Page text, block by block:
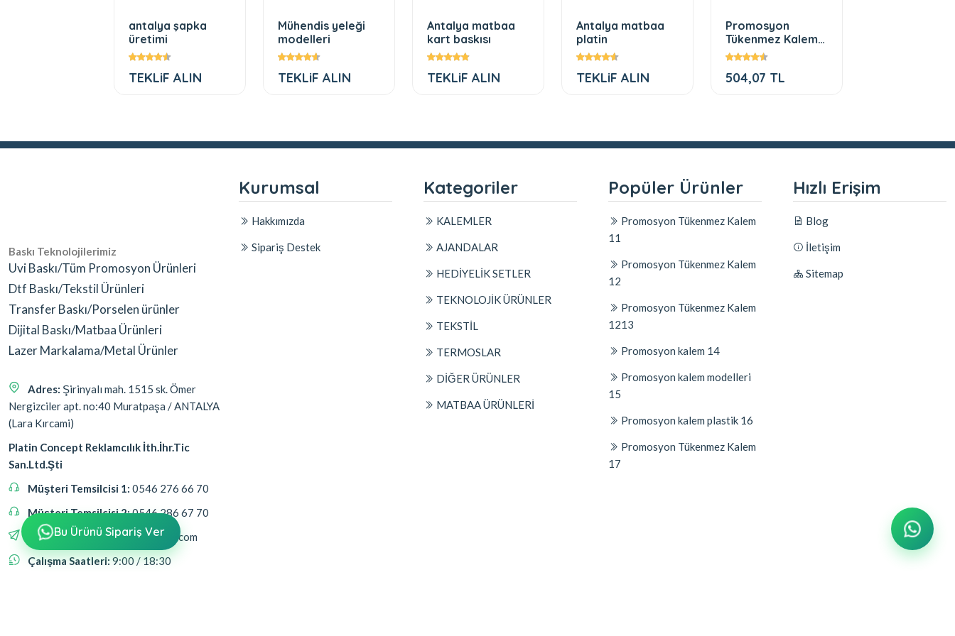
antalya şapka
üretimi
TEKLiF ALIN
Mühendis yeleği
modelleri
TEKLiF ALIN
Antalya matbaa
kart baskısı
TEKLiF ALIN
Antalya matbaa
platin
TEKLiF ALIN
Promosyon
Tükenmez Kalem
seti 214
504,07 TL
Bu Ürünü Sipariş Ver
Baskı Teknolojilerimiz
Uvi Baskı/Tüm Promosyon Ürünleri
Dtf Baskı/Tekstil Ürünleri
Transfer Baskı/Porselen ürünler
Dijital Baskı/Matbaa Ürünleri
Lazer Markalama/Metal Ürünler
Adres: Şirinyalı mah. 1515 sk. Ömer
Nergizciler apt. no:40 Muratpaşa / ANTALYA
(Lara Kırcami)
Platin Concept Reklamcılık İth.İhr.Tic
San.Ltd.Şti
Müşteri Temsilcisi 1: 0546 276 66 70
Müşteri Temsilcisi 2:0546 286 67 70
Email:platinreklambaski@gmail.com
Çalışma Saatleri:9:00 / 18:30
Kurumsal
Hakkımızda
Sipariş Destek
Kategoriler
KALEMLER
AJANDALAR
HEDİYELİK SETLER
TEKNOLOJİK ÜRÜNLER
TEKSTİL
TERMOSLAR
DİĞER ÜRÜNLER
MATBAA ÜRÜNLERİ
Popüler Ürünler
Promosyon Tükenmez Kalem
11
Promosyon Tükenmez Kalem
12
Promosyon Tükenmez Kalem
1213
Promosyon kalem 14
Promosyon kalem modelleri
15
Promosyon kalem plastik 16
Promosyon Tükenmez Kalem
17
Hızlı Erişim
Blog
İletişim
Sitemap